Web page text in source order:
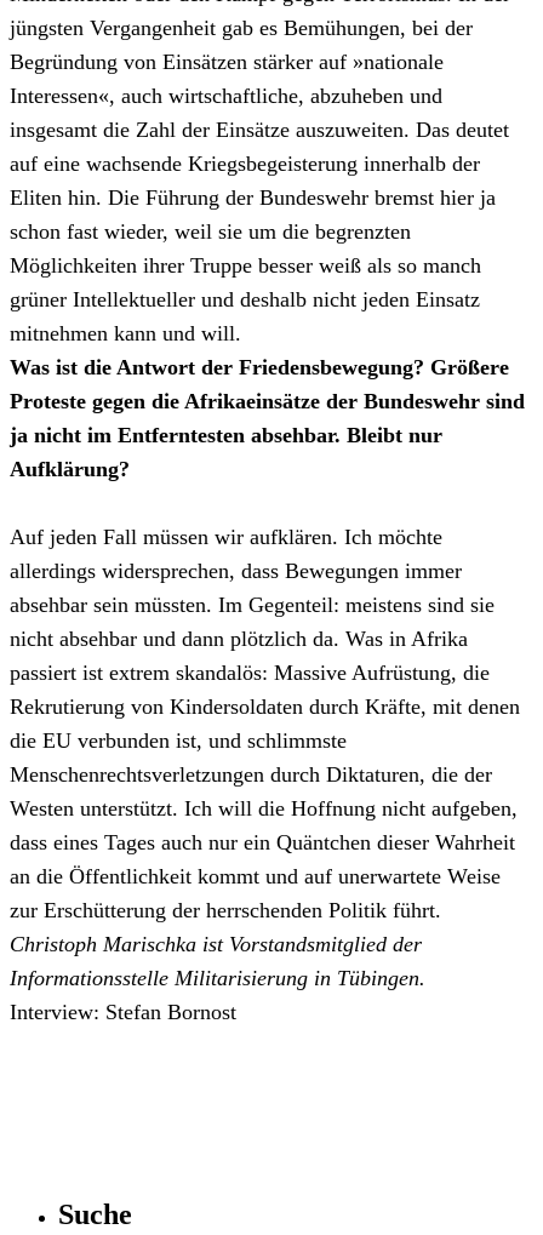
jüngsten Vergangenheit gab es Bemühungen, bei der
Begründung von Einsätzen stärker auf »nationale
Interessen«, auch wirtschaftliche, abzuheben und
insgesamt die Zahl der Einsätze auszuweiten. Das deutet
auf eine wachsende Kriegsbegeisterung innerhalb der
Eliten hin. Die Führung der Bundeswehr bremst hier ja
schon fast wieder, weil sie um die begrenzten
Möglichkeiten ihrer Truppe besser weiß als so manch
grüner Intellektueller und deshalb nicht jeden Einsatz
mitnehmen kann und will.
Was ist die Antwort der Friedensbewegung? Größere
Proteste gegen die Afrikaeinsätze der Bundeswehr sind
ja nicht im Entferntesten absehbar. Bleibt nur
Aufklärung?
Auf jeden Fall müssen wir aufklären. Ich möchte
allerdings widersprechen, dass Bewegungen immer
absehbar sein müssten. Im Gegenteil: meistens sind sie
nicht absehbar und dann plötzlich da. Was in Afrika
passiert ist extrem skandalös: Massive Aufrüstung, die
Rekrutierung von Kindersoldaten durch Kräfte, mit denen
die EU verbunden ist, und schlimmste
Menschenrechtsverletzungen durch Diktaturen, die der
Westen unterstützt. Ich will die Hoffnung nicht aufgeben,
dass eines Tages auch nur ein Quäntchen dieser Wahrheit
an die Öffentlichkeit kommt und auf unerwartete Weise
zur Erschütterung der herrschenden Politik führt.
Christoph Marischka ist Vorstandsmitglied der
Informationsstelle Militarisierung in Tübingen.
Interview: Stefan Bornost
Suche